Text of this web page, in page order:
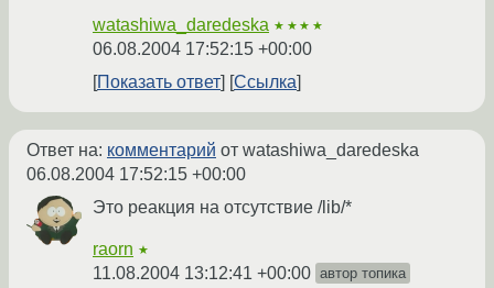
watashiwa_daredeska ★★★★
06.08.2004 17:52:15 +00:00
Показать ответ
Ссылка
Ответ на: комментарий от watashiwa_daredeska
06.08.2004 17:52:15 +00:00
Это реакция на отсутствие /lib/*
raorn ★
11.08.2004 13:12:41 +00:00 автор топика